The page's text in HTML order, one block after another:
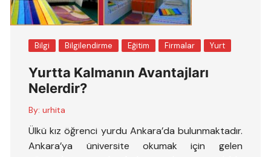
Bilgi Bilgilendirme Eğitim Firmalar Yurt
Yurtta Kalmanın Avantajları
Nelerdir?
By: urhita
Ülkü kız öğrenci yurdu Ankara’da bulunmaktadır.
Ankara’ya üniversite okumak için gelen